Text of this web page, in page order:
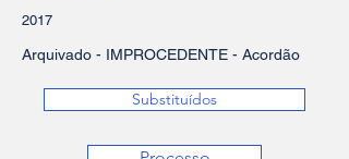
2017
Arquivado - IMPROCEDENTE - Acordão
Substituídos